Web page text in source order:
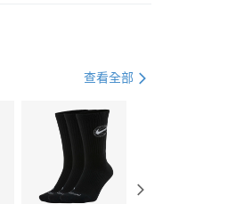
將跳轉至「AFTEE先享後
可完成結帳。
4折
查看全部